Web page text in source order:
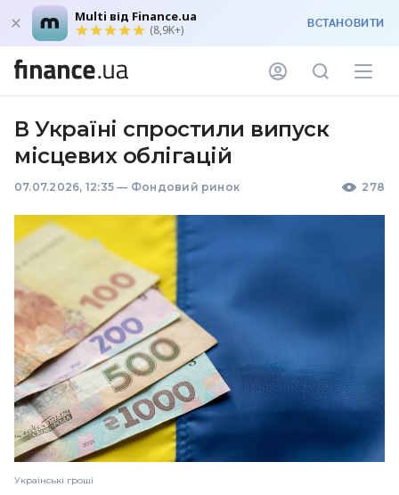
Multi від Finance.ua
(8,9K+) ВСТАНОВИТИ
В Україні спростили випуск
місцевих облігацій
07.07.2026, 12:35 — Фондовий ринок 278
Українські гроші